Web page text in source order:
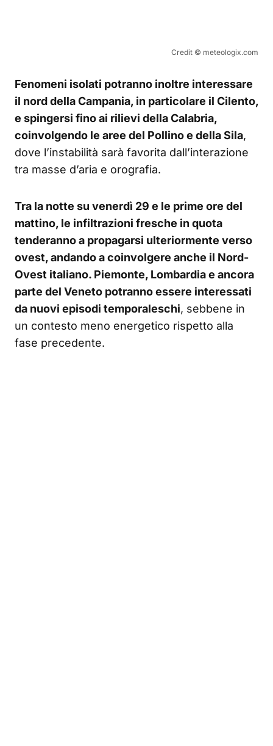
Credit © meteologix.com
Fenomeni isolati potranno inoltre interessare
il nord della Campania, in particolare il Cilento,
e spingersi fino ai rilievi della Calabria,
coinvolgendo le aree del Pollino e della Sila,
dove l’instabilità sarà favorita dall’interazione
tra masse d’aria e orografia.
Tra la notte su venerdì 29 e le prime ore del
mattino, le infiltrazioni fresche in quota
tenderanno a propagarsi ulteriormente verso
ovest, andando a coinvolgere anche il Nord-
Ovest italiano. Piemonte, Lombardia e ancora
parte del Veneto potranno essere interessati
da nuovi episodi temporaleschi, sebbene in
un contesto meno energetico rispetto alla
fase precedente.